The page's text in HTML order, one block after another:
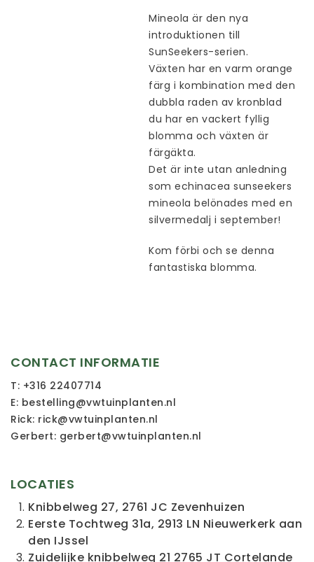
Mineola är den nya
introduktionen till
SunSeekers-serien.
Växten har en varm orange
färg i kombination med den
dubbla raden av kronblad
du har en vackert fyllig
blomma och växten är
färgäkta.
Det är inte utan anledning
som echinacea sunseekers
mineola belönades med en
silvermedalj i september!
Kom förbi och se denna
fantastiska blomma.
CONTACT INFORMATIE
T: +316 22407714
E: bestelling@vwtuinplanten.nl
Rick: rick@vwtuinplanten.nl
Gerbert: gerbert@vwtuinplanten.nl
LOCATIES
Knibbelweg 27, 2761 JC Zevenhuizen
Eerste Tochtweg 31a, 2913 LN Nieuwerkerk aan
den IJssel
Zuidelijke knibbelweg 21 2765 JT Cortelande